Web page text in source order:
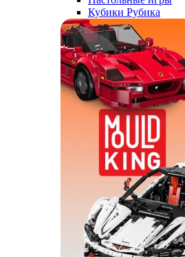
Кубики Рубика